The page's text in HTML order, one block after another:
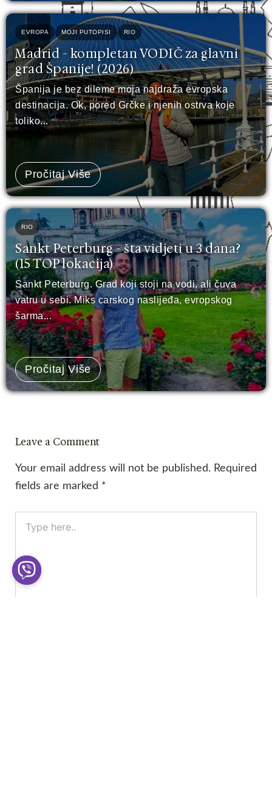
EVROPA MOJI PUTOPISI RIO
Madrid - kompletan VODIČ za glavni
grad Španije! (2026)
Španija je bez dileme moja najdraža evropska
destinacija. Ok, pored Grčke i njenih ostrva koje
toliko...
Pročitaj Više
RIO
Sankt Peterburg - šta vidjeti u 3 dana?
(15 TOP lokacija)
Sankt Peterburg. Grad koji stoji na vodi, ali čuva
vatru u sebi. Miks carskog naslijeđa, evropskog
šarma...
Pročitaj Više
Leave a Comment
Your email address will not be published. Required
fields are marked *
here..